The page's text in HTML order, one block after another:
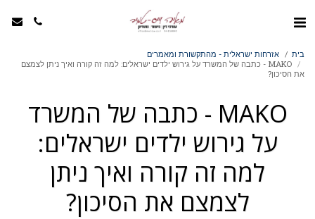
בית
אזרחות ישראלית - מהתקשורת ומאמרים
MAKO - כתבה של המשרד על גירוש ילדים ישראלים: למה זה קורה ואיך ניתן לצמצם
את הסיכון?
MAKO - כתבה של המשרד
על גירוש ילדים ישראלים:
למה זה קורה ואיך ניתן
לצמצם את הסיכון?